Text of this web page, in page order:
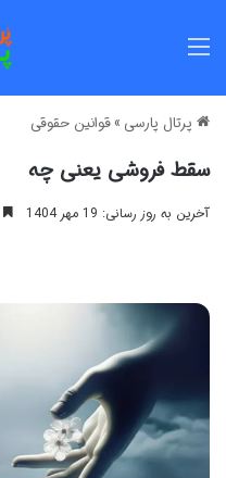
پرتال پارسی »قوانین حقوقی
سقط فروشی یعنی چه
آخرین به روز رسانی: 19 مهر 1404